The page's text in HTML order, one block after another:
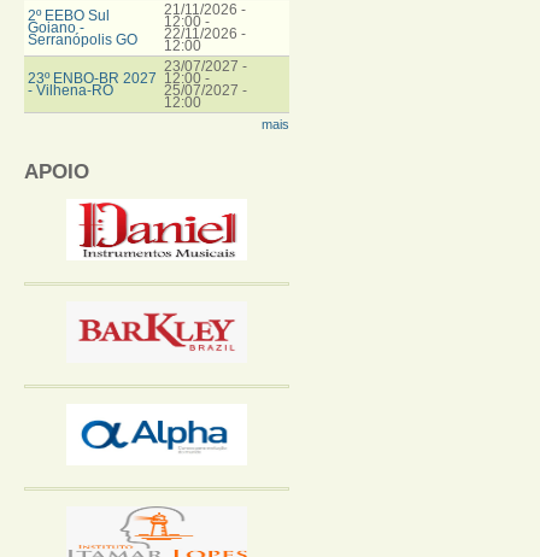
2º EEBO Sul
Goiano -
Serranópolis GO
21/11/2026 -
12:00 -
22/11/2026 -
12:00
23º ENBO-BR 2027
- Vilhena-RO
23/07/2027 -
12:00 -
25/07/2027 -
12:00
mais
APOIO